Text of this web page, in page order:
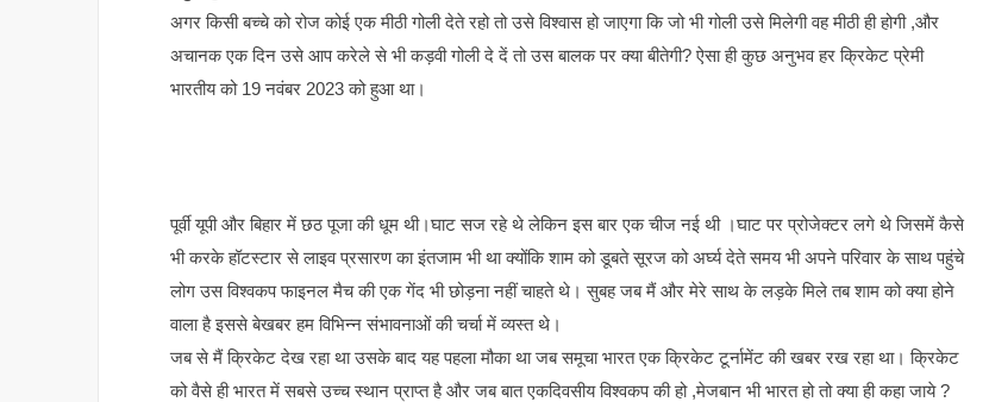
अगर किसी बच्चे को रोज कोई एक मीठी गोली देते रहो तो उसे विश्वास हो जाएगा कि जो भी गोली उसे मिलेगी वह मीठी ही होगी ,और
अचानक एक दिन उसे आप करेले से भी कड़वी गोली दे दें तो उस बालक पर क्या बीतेगी? ऐसा ही कुछ अनुभव हर क्रिकेट प्रेमी
भारतीय को 19 नवंबर 2023 को हुआ था।
पूर्वी यूपी और बिहार में छठ पूजा की धूम थी।घाट सज रहे थे लेकिन इस बार एक चीज नई थी ।घाट पर प्रोजेक्टर लगे थे जिसमें कैसे
भी करके हॉटस्टार से लाइव प्रसारण का इंतजाम भी था क्योंकि शाम को डूबते सूरज को अर्घ्य देते समय भी अपने परिवार के साथ पहुंचे
लोग उस विश्वकप फाइनल मैच की एक गेंद भी छोड़ना नहीं चाहते थे। सुबह जब मैं और मेरे साथ के लड़के मिले तब शाम को क्या होने
वाला है इससे बेखबर हम विभिन्न संभावनाओं की चर्चा में व्यस्त थे।
जब से मैं क्रिकेट देख रहा था उसके बाद यह पहला मौका था जब समूचा भारत एक क्रिकेट टूर्नामेंट की खबर रख रहा था। क्रिकेट
को वैसे ही भारत में सबसे उच्च स्थान प्राप्त है और जब बात एकदिवसीय विश्वकप की हो ,मेजबान भी भारत हो तो क्या ही कहा जाये ?